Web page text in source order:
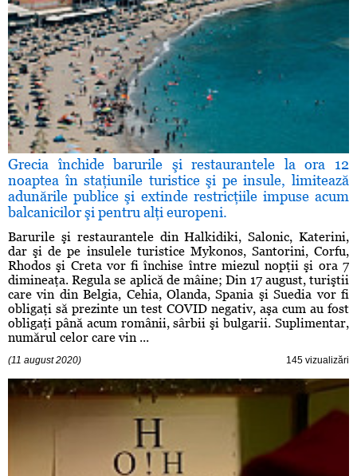
Grecia închide barurile şi restaurantele la ora 12
noaptea în staţiunile turistice şi pe insule, limitează
adunările publice şi extinde restricţiile impuse acum
balcanicilor şi pentru alţi europeni.
Barurile şi restaurantele din Halkidiki, Salonic, Katerini,
dar şi de pe insulele turistice Mykonos, Santorini, Corfu,
Rhodos şi Creta vor fi închise între miezul nopţii şi ora 7
dimineaţa. Regula se aplică de mâine; Din 17 august, turiştii
care vin din Belgia, Cehia, Olanda, Spania şi Suedia vor fi
obligaţi să prezinte un test COVID negativ, aşa cum au fost
obligaţi până acum românii, sârbii şi bulgarii. Suplimentar,
numărul celor care vin ...
(11 august 2020) 145 vizualizări